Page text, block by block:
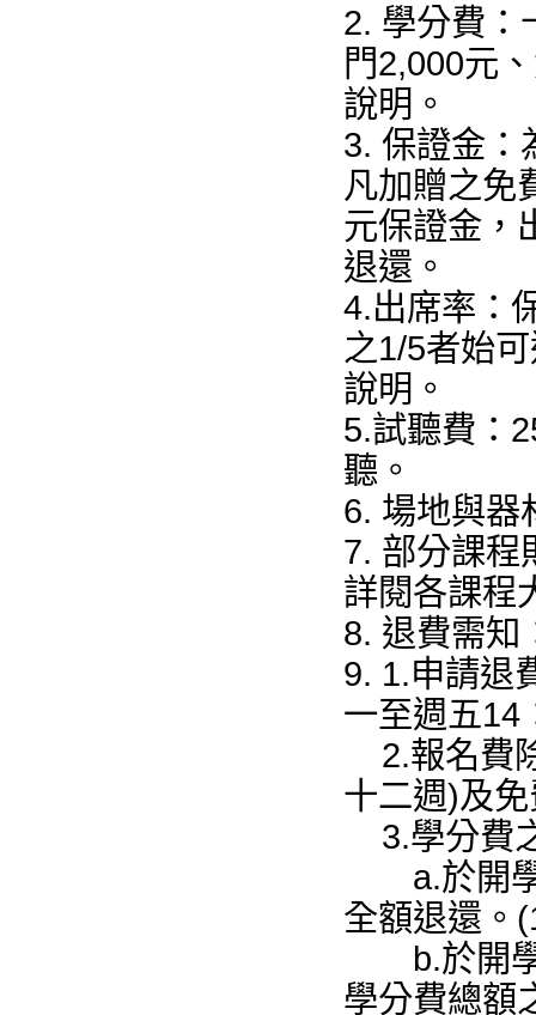
2. 學分費：
門2,000元
說明。
3. 保證金：
凡加贈之免
元保證金，
退還。
4.出席率：
之1/5者始
說明。
5.試聽費：
聽。
6. 場地與器
7. 部分課程
詳閱各課程
8. 退費需知
9. 1.申請退
一至週五14
2.報名費
十二週)及
3.學分費
a.於開學
全額退還。
b.於開學
學分費總額